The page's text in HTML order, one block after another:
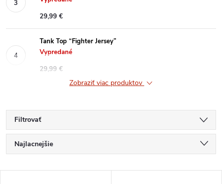
29,99 €
Tank Top “Fighter Jersey”
Vypredané
29,99 €
Zobraziť viac produktov
Filtrovať
R
a
Najlacnejšie